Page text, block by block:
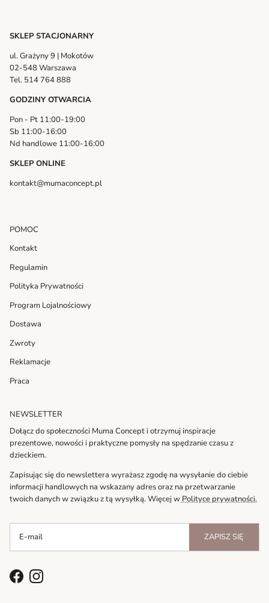
SKLEP STACJONARNY
ul. Grażyny 9 | Mokotów
02-548 Warszawa
Tel. 514 764 888
GODZINY OTWARCIA
Pon - Pt 11:00-19:00
Sb 11:00-16:00
Nd handlowe 11:00-16:00
SKLEP ONLINE
kontakt@mumaconcept.pl
POMOC
Kontakt
Regulamin
Polityka Prywatności
Program Lojalnościowy
Dostawa
Zwroty
Reklamacje
Praca
NEWSLETTER
Dołącz do społeczności Muma Concept i otrzymuj inspiracje
prezentowe, nowości i praktyczne pomysły na spędzanie czasu z
dzieckiem.
Zapisując się do newslettera wyrażasz zgodę na wysyłanie do ciebie
informacji handlowych na wskazany adres oraz na przetwarzanie
twoich danych w związku z tą wysyłką. Więcej w Polityce prywatności.
ZAPISZ SIĘ
FacebookInstagram